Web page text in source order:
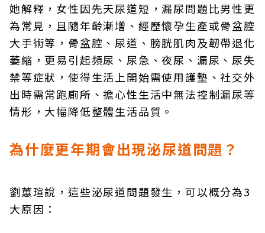
她解釋，女性因先天尿道短，漏尿問題比男性更
為常見，且隨年齡漸增、經歷懷孕生產或骨盆腔
大手術等，骨盆腔、尿道、膀胱肌肉及韌帶退化
萎縮，更易引起頻尿、尿急、夜尿、漏尿、尿失
禁等症狀，使得生活上開始需使用護墊、社交外
出時需常跑廁所、擔心性生活中無法控制漏尿等
情形，大幅降低整體生活品質。
為什麼更年期會出現泌尿道問題？
劉蕙瑄說，這些泌尿道問題發生，可以概分為3
大原因：